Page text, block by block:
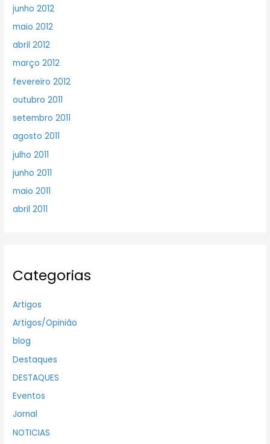
junho 2012
maio 2012
abril 2012
março 2012
fevereiro 2012
outubro 2011
setembro 2011
agosto 2011
julho 2011
junho 2011
maio 2011
abril 2011
Categorias
Artigos
Artigos/Opinião
blog
Destaques
DESTAQUES
Eventos
Jornal
NOTICIAS